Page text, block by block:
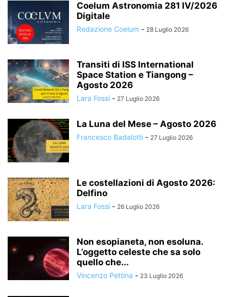
Coelum Astronomia 281 IV/2026
Digitale
Redazione Coelum - 28 Luglio 2026
Transiti di ISS International
Space Station e Tiangong –
Agosto 2026
Lara Fossi - 27 Luglio 2026
La Luna del Mese – Agosto 2026
Francesco Badalotti - 27 Luglio 2026
Le costellazioni di Agosto 2026:
Delfino
Lara Fossi - 26 Luglio 2026
Non esopianeta, non esoluna.
L’oggetto celeste che sa solo
quello che...
Vincenzo Pettina - 23 Luglio 2026